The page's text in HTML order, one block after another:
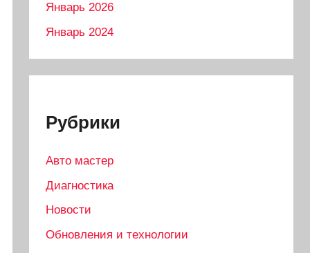
Январь 2026
Январь 2024
Рубрики
Авто мастер
Диагностика
Новости
Обновления и технологии